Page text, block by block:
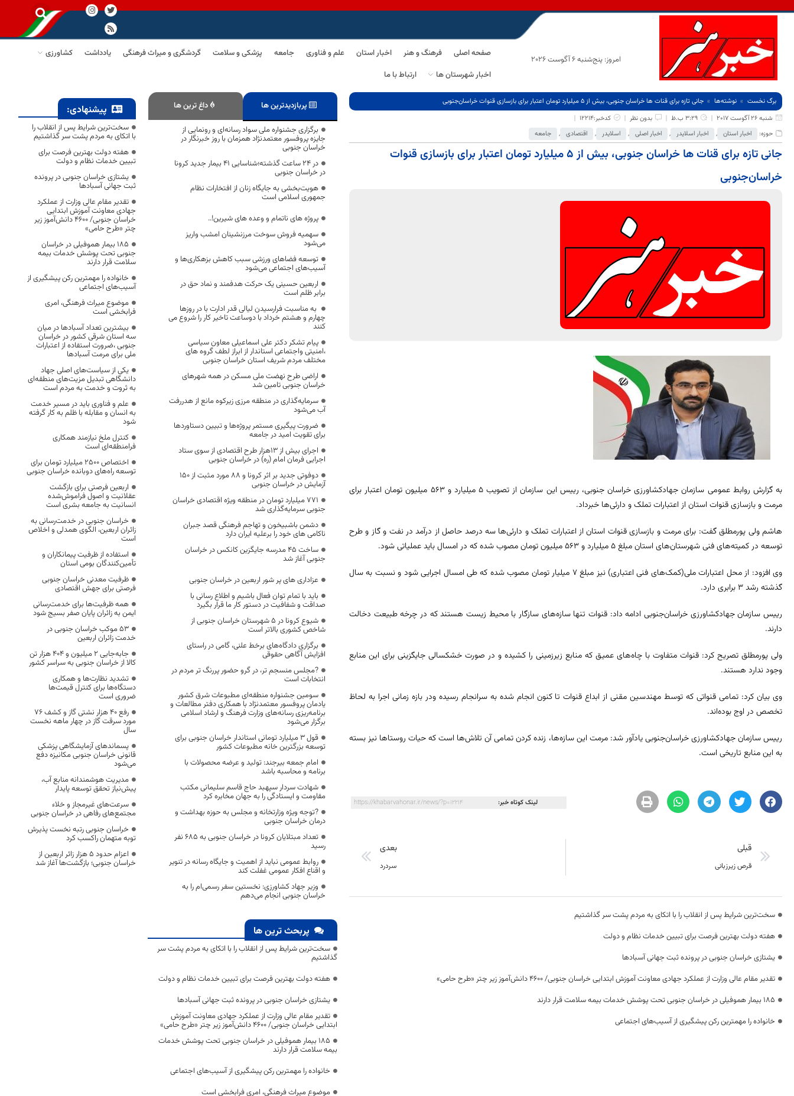
امروز: پنج‌شنبه 6 آگوست 2026
صفحه اصلی فرهنگ و هنر اخبار استان علم و فناوری جامعه پزشکی و سلامت گردشگری و میراث فرهنگی یادداشت
کشاورزی
اخبار شهرستان ها
ارتباط با ما
برگ نخست نوشته‌ها
جانی تازه برای قنات ها خراسان جنوبی، بیش از 5 میلیارد تومان اعتبار برای بازسازی قنوات خراسان‌جنوبی
شنبه 26 آگوست 2017
3:29 ب.ظ بدون نظر
کدخبر:12214
حوزه:
اخبار استان , اخبار اسلایدر , اخبار اصلی , اسلایدر , اقتصادی , جامعه
جانی تازه برای قنات ها خراسان جنوبی، بیش از 5 میلیارد تومان اعتبار برای بازسازی قنوات
خراسان‌جنوبی
به گزارش روابط عمومی سازمان جهادکشاورزی خراسان جنوبی، رییس این سازمان از تصویب 5 میلیارد و 563 میلیون تومان اعتبار برای
مرمت و بازسازی قنوات استان از اعتبارات تملک و دارئی‌ها خبرداد.
هاشم ولی پورمطلق گفت: برای مرمت و بازسازی قنوات استان از اعتبارات تملک و دارئی‌ها سه درصد حاصل از درآمد در نفت و گاز و طرح
توسعه در کمیته‌های فنی شهرستان‌های استان مبلغ 5 میلیارد و 563 میلیون تومان مصوب شده که در امسال باید عملیاتی شود
.
وی افزود: از محل اعتبارات ملی(کمک‌های فنی اعتباری) نیز مبلغ 7 میلیار تومان مصوب شده که طی امسال اجرایی شود و نسبت به سال
گذشته رشد 3 برابری دارد
.
رییس سازمان جهادکشاورزی خراسان‌جنوبی ادامه داد: قنوات تنها سازه‌های سازگار با محیط زیست هستند که در چرخه طبیعت دخالت
دارند.
ولی پورمطلق تصریح کرد: قنوات متفاوت با چاه‌های عمیق که منابع زیرزمینی را کشیده و در صورت خشکسالی جایگزینی برای این منابع
وجود ندارد هستند.
وی بیان کرد: تمامی قنواتی که توسط مهندسین مقنی از ابداع قنوات تا کنون انجام شده به سرانجام رسیده ودر بازه زمانی اجرا به لحاظ
تخصص در اوج بوده‌اند.
رییس سازمان جهادکشاورزی خراسان‌جنوبی یادآور شد: مرمت این سازه‌ها، زنده کردن تمامی آن تلاش‌ها است که حیات روستاها نیز بسته
به این منابع تاریخی است.
لینک کوتاه خبر: https://khabarvahonar.ir/news/?p=12214
قبلی
قرص زیرزبانی
بعدی
سردرد
سخت‌ترین شرایط پس از انقلاب را با اتکای به مردم پشت سر گذاشتیم
هفته دولت بهترین فرصت برای تبیین خدمات نظام و دولت
یشتازی خراسان جنوبی در پرونده ثبت جهانی آسبادها
تقدیر مقام عالی وزارت از عملکرد جهادی معاونت آموزش ابتدایی خراسان جنوبی/ ۴۶۰۰ دانش‌آموز زیر چتر «طرح حامی»
۱۸۵ بیمار هموفیلی در خراسان جنوبی تحت پوشش خدمات بیمه سلامت قرار دارند
خانواده را مهمترین رکن پیشگیری از آسیب‌های اجتماعی
پربازدیدترین ها داغ ترین ها
برگزاری جشنواره ملی سواد رسانه‌ای و رونمایی از
جایزه پروفسور معتمدنژاد همزمان با روز خبرنگار در
خراسان جنوبی
در 24 ساعت گذشته؛شناسایی 41 بیمار جدید کرونا
در خراسان جنوبی
هویت‌بخشی به جایگاه زنان از افتخارات نظام
جمهوری اسلامی است
پروژه های ناتمام و وعده های شیرین!..
سهمیه فروش سوخت مرزنشینان امشب واریز
می‌شود
توسعه فضاهای ورزشی سبب کاهش بزهکاری‌ها و
آسیب‌های اجتماعی می‌شود
اربعین حسینی یک حرکت هدفمند و نماد حق در
برابر ظلم است
به مناسبت فرارسیدن لیالی قدر ادارت با در روزها
چهارم و هشتم خرداد با دوساعت تاخیر کار را شروع می
کنند
پیام تشکر دکتر علی اسماعیلی معاون سیاسی
،امنیتی واجتماعی استاندار از ابراز لطف گروه های
مختلف مردم شریف استان خراسان جنوبی
اراضی طرح نهضت ملی مسکن در همه شهرهای
خراسان جنوبی تامین شد
سرمایه‌گذاری در منطقه مرزی زیرکوه مانع از هدررفت
آب می‌شود
ضرورت پیگیری مستمر پروژه‌ها و تبیین دستاوردها
برای تقویت امید در جامعه
اجرای بیش از ۱۳هزار طرح اقتصادی از سوی ستاد
اجرایی فرمان امام (ره) در خراسان جنوبی
دوفوتی جدید بر اثر کرونا و 88 مورد مثبت از 150
آزمایش در خراسان جنوبی
۷۷۱ میلیارد تومان در منطقه ویژه اقتصادی خراسان
جنوبی سرمایه‌گذاری شد
دشمن باشبیخون و تهاجم فرهنگی قصد جبران
ناکامی های خود را برعلیه ایران دارد
ساخت ۴۵ مدرسه جایگزین کانکس در خراسان
جنوبی آغاز شد
عزاداری های پر شور اربعین در خراسان جنوبی
باید با تمام توان فعال باشیم و اطلاع رسانی با
صداقت و شفافیت در دستور کار ما قرار بگیرد
شیوع کرونا در ۵ شهرستان خراسان جنوبی از
شاخص کشوری بالاتر است
برگزاری دادگاه‌های برخط علنی، گامی در راستای
افزایش آگاهی‌ حقوقی
?مجلس منسجم تر، در گرو حضور پررنگ تر مردم در
انتخابات است
سومین جشنواره منطقه‌ای مطبوعات شرق کشور
یادمان پروفسور معتمدنژاد با همکاری دفتر مطالعات و
برنامه‌ریزی رسانه‌های وزارت فرهنگ و ارشاد اسلامی
برگزار می‌شود
قول ۳ میلیارد تومانی استاندار خراسان جنوبی برای
توسعه بزرگترین خانه مطبوعات کشور
امام جمعه بیرجند: تولید و عرضه محصولات با
برنامه و محاسبه باشد
شهادت سردار سپهبد حاج قاسم سلیمانی مکتب
مقاومت و ایستادگی را به جهان مخابره کرد
?توجه ویژه وزارتخانه و مجلس به حوزه بهداشت و
درمان خراسان جنوبی
تعداد مبتلایان کرونا در خراسان جنوبی به 685 نفر
رسید
روابط عمومی نباید از اهمیت و جایگاه رسانه در تنویر
و اقناع افکار عمومی غفلت کند
وزیر جهاد کشاورزی: نخستین سفر رسمی‌ام را به
خراسان جنوبی انجام می‌دهم
پربحث ترین ها
سخت‌ترین شرایط پس از انقلاب را با اتکای به مردم پشت سر
گذاشتیم
هفته دولت بهترین فرصت برای تبیین خدمات نظام و دولت
یشتازی خراسان جنوبی در پرونده ثبت جهانی آسبادها
تقدیر مقام عالی وزارت از عملکرد جهادی معاونت آموزش
ابتدایی خراسان جنوبی/ ۴۶۰۰ دانش‌آموز زیر چتر «طرح حامی»
۱۸۵ بیمار هموفیلی در خراسان جنوبی تحت پوشش خدمات
بیمه سلامت قرار دارند
خانواده را مهمترین رکن پیشگیری از آسیب‌های اجتماعی
موضوع میراث فرهنگی، امری فرابخشی است
پیشنهادی:
سخت‌ترین شرایط پس از انقلاب را
با اتکای به مردم پشت سر گذاشتیم
هفته دولت بهترین فرصت برای
تبیین خدمات نظام و دولت
یشتازی خراسان جنوبی در پرونده
ثبت جهانی آسبادها
تقدیر مقام عالی وزارت از عملکرد
جهادی معاونت آموزش ابتدایی
خراسان جنوبی/ ۴۶۰۰ دانش‌آموز زیر
چتر «طرح حامی»
۱۸۵ بیمار هموفیلی در خراسان
جنوبی تحت پوشش خدمات بیمه
سلامت قرار دارند
خانواده را مهمترین رکن پیشگیری از
آسیب‌های اجتماعی
موضوع میراث فرهنگی، امری
فرابخشی است
بیشترین تعداد آسبادها در میان
سه استان شرقی کشور در خراسان
جنوبی ،ضرورت استفاده از اعتبارات
ملی برای مرمت آسبادها
یکی از سیاست‌های اصلی جهاد
دانشگاهی تبدیل مزیت‌های منطقه‌ای
به ثروت و خدمت به مردم است
علم و فناوری باید در مسیر خدمت
به انسان و مقابله با ظلم به کار گرفته
شود
کنترل ملخ نیازمند همکاری
فرامنطقه‌ای است
اختصاص 2500 میلیارد تومان برای
توسعه راه‌های دوبانده خراسان جنوبی
اربعین فرصتی برای بازگشت
عقلانیت و اصول فراموش‌شده
انسانیت به جامعه بشری است
خراسان جنوبی در خدمت‌رسانی به
زائران اربعین، الگوی همدلی و اخلاص
است
استفاده از ظرفیت پیمانکاران و
تأمین‌کنندگان بومی استان
ظرفیت معدنی خراسان جنوبی
فرصتی برای جهش اقتصادی
همه ظرفیت‌ها برای خدمت‌رسانی
ایمن به زائران پایان صفر بسیج شود
53 موکب خراسان جنوبی در
خدمت زائران اربعین
جابه‌جایی 2 میلیون و 404 هزار تن
کالا از خراسان جنوبی به سراسر کشور
تشدید نظارت‌ها و همکاری
دستگاه‌ها برای کنترل قیمت‌ها
ضروری است
رفع 40 هزار نشتی گاز و کشف 76
مورد سرقت گاز در چهار ماهه نخست
سال
پسماندهای آزمایشگاهی پزشکی
قانونی خراسان جنوبی مکانیزه دفع
می‌شود
مدیریت هوشمندانه منابع آب،
پیش‌نیاز تحقق توسعه پایدار
سرعت‌های غیرمجاز و خلاء
مجتمع‌های رفاهی در خراسان جنوبی
خراسان جنوبی رتبه نخست پذیرش
توبه متهمان راکسب کرد
اعزام حدود 5 هزار زائر اربعین از
خراسان جنوبی؛ بازگشت‌ها آغاز شد